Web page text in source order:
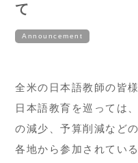
て
Announcement
全米の日本語教師の皆
日本語教育を巡っては
の減少、予算削減など
各地から参加されてい